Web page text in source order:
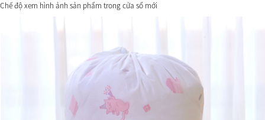
Chế độ xem hình ảnh sản phẩm trong cửa sổ mới